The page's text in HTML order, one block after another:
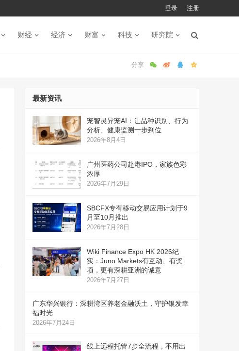
登录 注册
财经 经济 财富 科技 研究院
最新资讯
宠智灵异宠AI：让品种识别、行为
分析、健康监测一步到位
2026年8月4日
广州医药公司赴港IPO，家族色彩
浓厚
2026年7月29日
SBCFX专有移动交易应用计划于9
月至10月推出
2026年7月28日
Wiki Finance Expo HK 2026纪
实：Juno Markets有互动、有奖
项，更有深耕亚洲的诚意
2026年7月27日
广东华兴银行：深耕湾区养老金融沃土，守护银发幸
福时光
2026年7月24日
线上远程托管7步全流程，不用出